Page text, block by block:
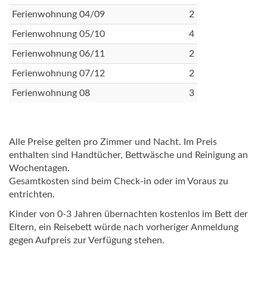
Ferienwohnung 04/09 2
Ferienwohnung 05/10 4
Ferienwohnung 06/11 2
Ferienwohnung 07/12 2
Ferienwohnung 08 3
Alle Preise gelten pro Zimmer und Nacht. Im Preis
enthalten sind Handtücher, Bettwäsche und Reinigung an
Wochentagen.
Gesamtkosten sind beim Check-in oder im Voraus zu
entrichten.
Kinder von 0-3 Jahren übernachten kostenlos im Bett der
Eltern, ein Reisebett würde nach vorheriger Anmeldung
gegen Aufpreis zur Verfügung stehen.